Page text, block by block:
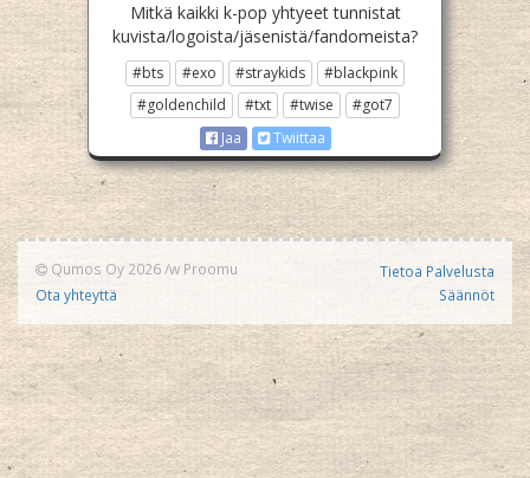
Mitkä kaikki k-pop yhtyeet tunnistat
kuvista/logoista/jäsenistä/fandomeista?
#bts #exo #straykids
#blackpink
#goldenchild
#txt #twise
#got7
Jaa
Twiittaa
Qumos Oy 2026/w Proomu
Ota yhteyttä
Tietoa Palvelusta
Säännöt